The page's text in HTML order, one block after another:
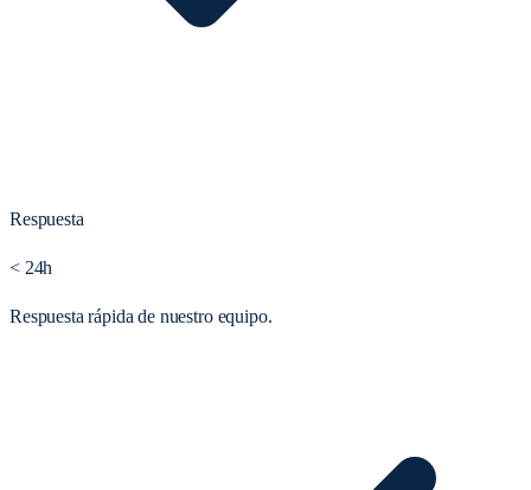
Respuesta
< 24h
Respuesta rápida de nuestro equipo.